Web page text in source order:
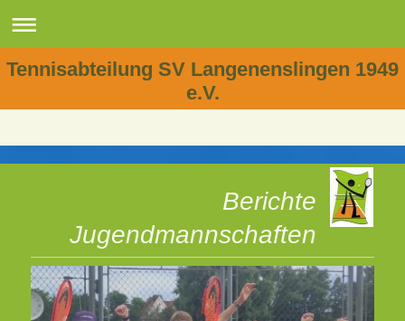
Tennisabteilung SV Langenenslingen 1949
e.V.
Berichte
Jugendmannschaften